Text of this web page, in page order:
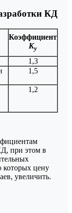
КД
Коэффициент
Ку
1,3
1,5
1,2
при этом в
которых цену
увеличить.